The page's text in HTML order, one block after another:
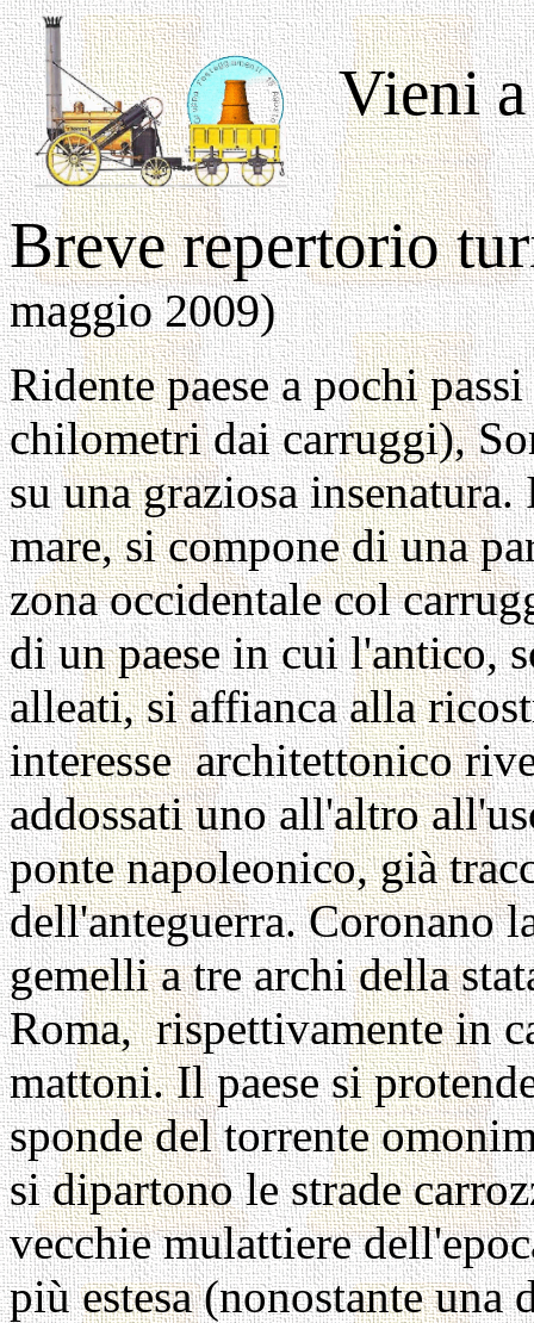
Vieni
Breve repertorio
maggio 2009)
Ridente paese a pochi
chilometri dai carruggi),
su una graziosa
mare, si compone di una
zona occidentale col
di un paese in cui l'antico,
alleati, si affianca alla
interesse architettonico
addossati uno all'altro
ponte napoleonico, già
dell'anteguerra. Coronano
gemelli a tre archi della
Roma, rispettivamente in
mattoni. Il paese si
sponde del torrente
si dipartono le strade
vecchie mulattiere
più estesa (nonostante una